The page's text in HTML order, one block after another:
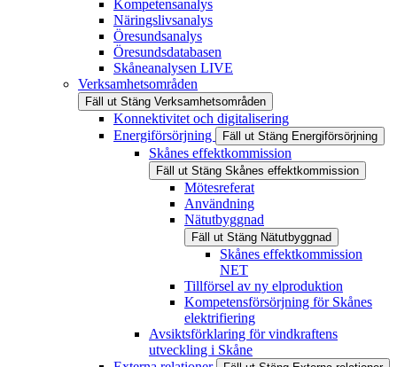
Kompetensanalys
Näringslivsanalys
Öresundsanalys
Öresundsdatabasen
Skåneanalysen LIVE
Verksamhetsområden
Fäll ut Stäng Verksamhetsområden
Konnektivitet och digitalisering
Energiförsörjning
Fäll ut Stäng Energiförsörjning
Skånes effektkommission
Fäll ut Stäng Skånes effektkommission
Mötesreferat
Användning
Nätutbyggnad
Fäll ut Stäng Nätutbyggnad
Skånes effektkommission
NET
Tillförsel av ny elproduktion
Kompetensförsörjning för Skånes
elektrifiering
Avsiktsförklaring för vindkraftens
utveckling i Skåne